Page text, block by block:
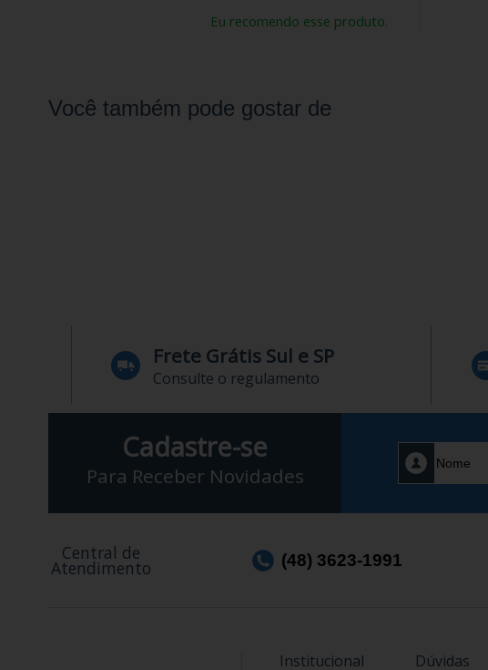
Eu recomendo esse produto.
Você também pode gostar de
Frete Grátis Sul e SP
Consulte o regulamento
Cadastre-se
Para Receber Novidades
Central de
Atendimento (48) 3623-1991
Institucional Dúvidas